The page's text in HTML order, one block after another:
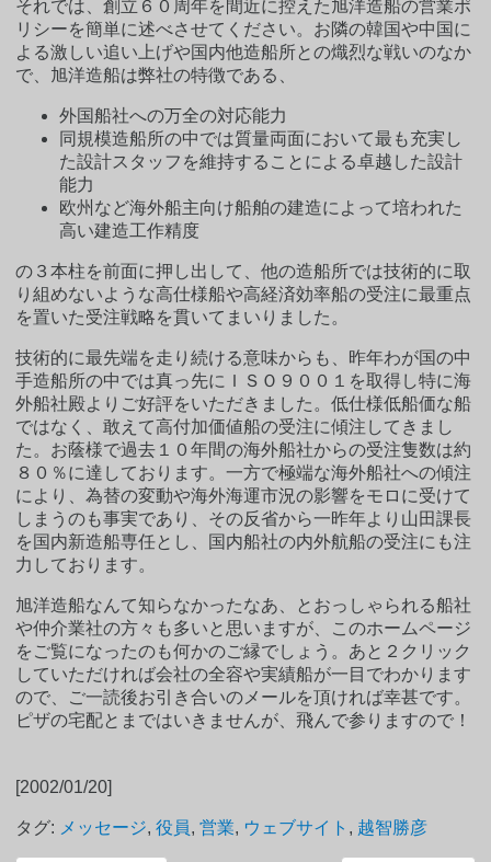
それでは、創立６０周年を間近に控えた旭洋造船の営業ポ
リシーを簡単に述べさせてください。お隣の韓国や中国に
よる激しい追い上げや国内他造船所との熾烈な戦いのなか
で、旭洋造船は弊社の特徴である、
外国船社への万全の対応能力
同規模造船所の中では質量両面において最も充実し
た設計スタッフを維持することによる卓越した設計
能力
欧州など海外船主向け船舶の建造によって培われた
高い建造工作精度
の３本柱を前面に押し出して、他の造船所では技術的に取
り組めないような高仕様船や高経済効率船の受注に最重点
を置いた受注戦略を貫いてまいりました。
技術的に最先端を走り続ける意味からも、昨年わが国の中
手造船所の中では真っ先にＩＳＯ９００１を取得し特に海
外船社殿よりご好評をいただきました。低仕様低船価な船
ではなく、敢えて高付加価値船の受注に傾注してきまし
た。お蔭様で過去１０年間の海外船社からの受注隻数は約
８０％に達しております。一方で極端な海外船社への傾注
により、為替の変動や海外海運市況の影響をモロに受けて
しまうのも事実であり、その反省から一昨年より山田課長
を国内新造船専任とし、国内船社の内外航船の受注にも注
力しております。
旭洋造船なんて知らなかったなあ、とおっしゃられる船社
や仲介業社の方々も多いと思いますが、このホームページ
をご覧になったのも何かのご縁でしょう。あと２クリック
していただければ会社の全容や実績船が一目でわかります
ので、ご一読後お引き合いのメールを頂ければ幸甚です。
ピザの宅配とまではいきませんが、飛んで参りますので！
[2002/01/20]
タグ: メッセージ,役員,営業, ウェブサイト , 越智勝彦